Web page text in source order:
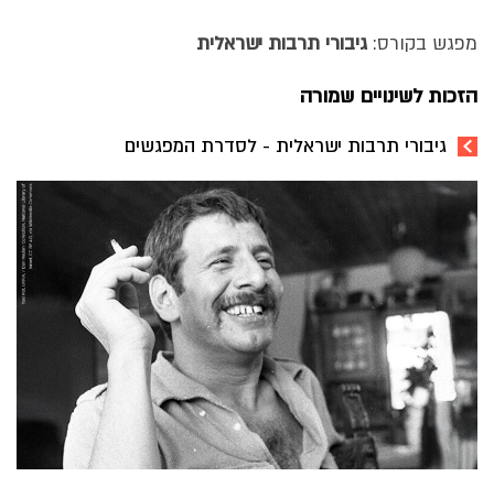
מפגש בקורס: גיבורי תרבות ישראלית
הזכות לשינויים שמורה
גיבורי תרבות ישראלית - לסדרת המפגשים